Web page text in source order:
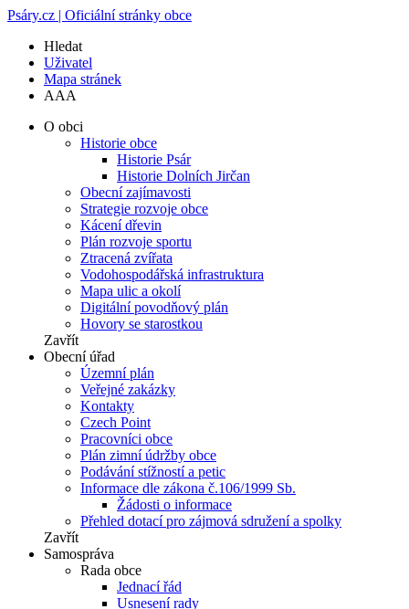
Psáry.cz | Oficiální stránky obce
Hledat
Uživatel
Mapa stránek
AAA
O obci
Historie obce
Historie Psár
Historie Dolních Jirčan
Obecní zajímavosti
Strategie rozvoje obce
Kácení dřevin
Plán rozvoje sportu
Ztracená zvířata
Vodohospodářská infrastruktura
Mapa ulic a okolí
Digitální povodňový plán
Hovory se starostkou
Zavřít
Obecní úřad
Územní plán
Veřejné zakázky
Kontakty
Czech Point
Pracovníci obce
Plán zimní údržby obce
Podávání stížností a petic
Informace dle zákona č.106/1999 Sb.
Žádosti o informace
Přehled dotací pro zájmová sdružení a spolky
Zavřít
Samospráva
Rada obce
Jednací řád
Usnesení rady